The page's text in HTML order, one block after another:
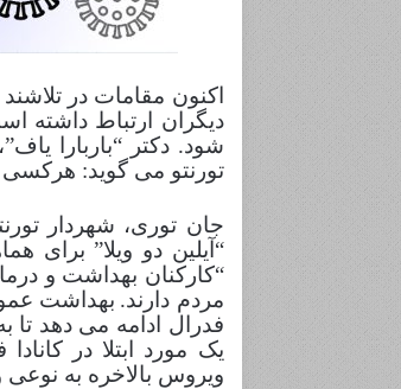
اکنون مقامات در
دیگران ارتباط داشته
شود. دکتر “باربارا
تورنتو می گوید: هرکسی
جان توری، شهردار
“آیلین دو ویلا” برای
“کارکنان بهداشت و
مردم دارند. بهداشت
فدرال ادامه می دهد تا
یک مورد ابتلا در
ویروس بالاخره به نوعی
مارس 23, 2021
«مضارع استمراری» تا «نوشتن با
ا
ت
و
ر
ی
o
h
n
T
o
r
y
شد